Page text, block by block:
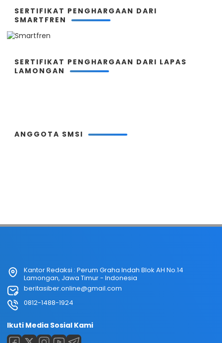
SERTIFIKAT PENGHARGAAN DARI
SMARTFREN
SERTIFIKAT PENGHARGAAN DARI LAPAS
LAMONGAN
ANGGOTA SMSI
Kantor Redaksi : Perum Graha Indah Blok AH No.14
Lamongan, Jawa Timur - Indonesia
beritasiber.online@gmail.com
0812-1488-1924
Ikuti Media Sosial Kami